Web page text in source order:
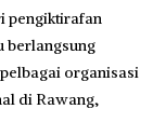
pengiktirafan
berlangsung
organisasi
di Rawang,